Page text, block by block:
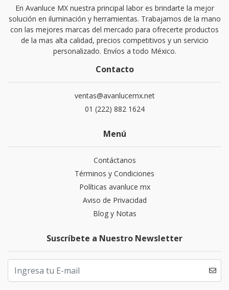
En Avanluce MX nuestra principal labor es brindarte la mejor
solución en iluminación y herramientas. Trabajamos de la mano
con las mejores marcas del mercado para ofrecerte productos
de la mas alta calidad, precios competitivos y un servicio
personalizado. Envíos a todo México.
Contacto
ventas@avanlucemx.net
01 (222) 882 1624
Menú
Contáctanos
Términos y Condiciones
Políticas avanluce mx
Aviso de Privacidad
Blog y Notas
Suscríbete a Nuestro Newsletter